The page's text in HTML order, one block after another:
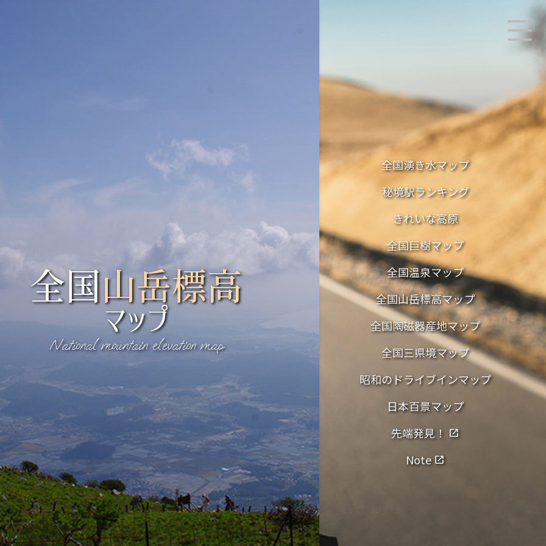
全国山岳標高
マップ
National mountain elevation map
全国湧き水マップ
秘境駅ランキング
きれいな高原
全国巨樹マップ
全国温泉マップ
全国山岳標高マップ
全国陶磁器産地マップ
全国三県境マップ
昭和のドライブインマップ
日本百景マップ
先端発見！ open_in_new
Note open_in_new